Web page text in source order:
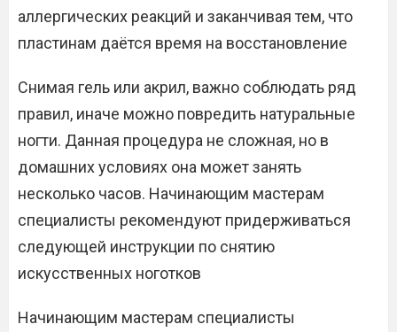
аллергических реакций и заканчивая тем, что
пластинам даётся время на восстановление
Снимая гель или акрил, важно соблюдать ряд
правил, иначе можно повредить натуральные
ногти. Данная процедура не сложная, но в
домашних условиях она может занять
несколько часов. Начинающим мастерам
специалисты рекомендуют придерживаться
следующей инструкции по снятию
искусственных ноготков
Начинающим мастерам специалисты